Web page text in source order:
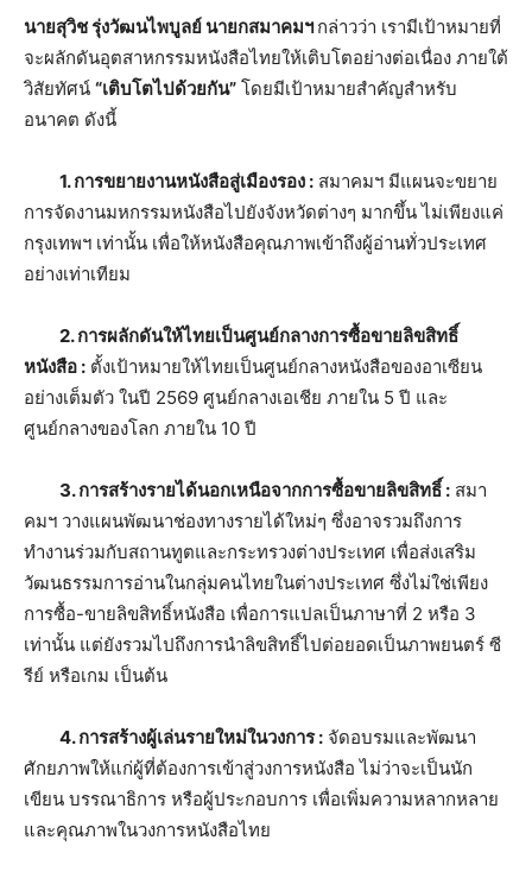
นายสุวิช รุ่งวัฒนไพบูลย์ นายกสมาคมฯกล่าวว่า เรามีเป้าหมายที่
จะผลักดันอุตสาหกรรมหนังสือไทยให้เติบโตอย่างต่อเนื่อง ภายใต้
วิสัยทัศน์ “เติบโตไปด้วยกัน” โดยมีเป้าหมายสำคัญสำหรับ
อนาคต ดังนี้
1. การขยายงานหนังสือสู่เมืองรอง : สมาคมฯ มีแผนจะขยาย
การจัดงานมหกรรมหนังสือไปยังจังหวัดต่างๆ มากขึ้น ไม่เพียงแค่
กรุงเทพฯ เท่านั้น เพื่อให้หนังสือคุณภาพเข้าถึงผู้อ่านทั่วประเทศ
อย่างเท่าเทียม
2. การผลักดันให้ไทยเป็นศูนย์กลางการซื้อขายลิขสิทธิ์
หนังสือ : ตั้งเป้าหมายให้ไทยเป็นศูนย์กลางหนังสือของอาเซียน
อย่างเต็มตัว ในปี 2569 ศูนย์กลางเอเชีย ภายใน 5 ปี และ
ศูนย์กลางของโลก ภายใน 10 ปี
3. การสร้างรายได้นอกเหนือจากการซื้อขายลิขสิทธิ์ : สมา
คมฯ วางแผนพัฒนาช่องทางรายได้ใหม่ๆ ซึ่งอาจรวมถึงการ
ทำงานร่วมกับสถานทูตและกระทรวงต่างประเทศ เพื่อส่งเสริม
วัฒนธรรมการอ่านในกลุ่มคนไทยในต่างประเทศ ซึ่งไม่ใช่เพียง
การซื้อ-ขายลิขสิทธิ์หนังสือ เพื่อการแปลเป็นภาษาที่ 2 หรือ 3
เท่านั้น แต่ยังรวมไปถึงการนำลิขสิทธิ์ไปต่อยอดเป็นภาพยนตร์ ซี
รีย์ หรือเกม เป็นต้น
4. การสร้างผู้เล่นรายใหม่ในวงการ : จัดอบรมและพัฒนา
ศักยภาพให้แก่ผู้ที่ต้องการเข้าสู่วงการหนังสือ ไม่ว่าจะเป็นนัก
เขียน บรรณาธิการ หรือผู้ประกอบการ เพื่อเพิ่มความหลากหลาย
และคุณภาพในวงการหนังสือไทย